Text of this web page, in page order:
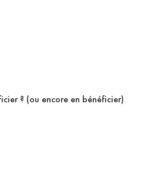
? (ou encore en bénéficier)